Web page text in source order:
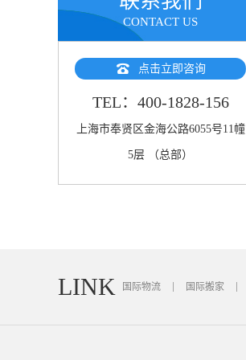
CONTACT US
点击立即咨询
TEL：400-1828-156
上海市奉贤区金海公路6055号11幢
5层 （总部）
LINK 国际物流 国际搬家